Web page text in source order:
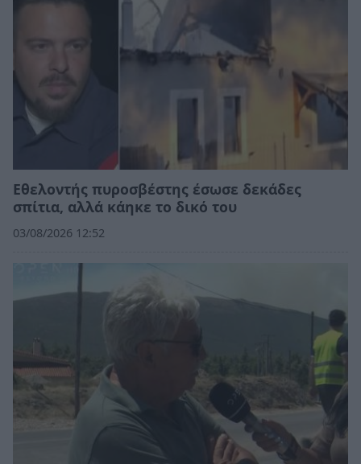
Εθελοντής πυροσβέστης έσωσε δεκάδες
σπίτια, αλλά κάηκε το δικό του
03/08/2026 12:52